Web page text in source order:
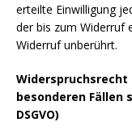
erteilte Einwilligung
der bis zum Widerruf
Widerruf unberührt.
besonderen Fällen
DSGVO)